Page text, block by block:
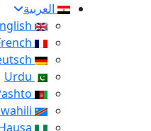
العربية